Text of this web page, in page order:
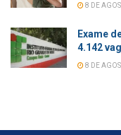
8 DE
Exame
4.142
8 DE